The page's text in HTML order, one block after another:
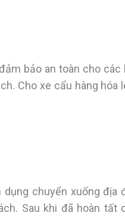
bảo an toàn cho
Cho xe cẩu hàng
chuyển xuống
Sau khi đã hoàn